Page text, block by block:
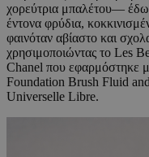
χορεύτρια μπαλέτου—
έντονα φρύδια,
φαινόταν αβίαστo και
χρησιμοποιώντας το Les
Chanel που εφαρμόστηκε
Foundation Brush Fluid
Universelle Libre.